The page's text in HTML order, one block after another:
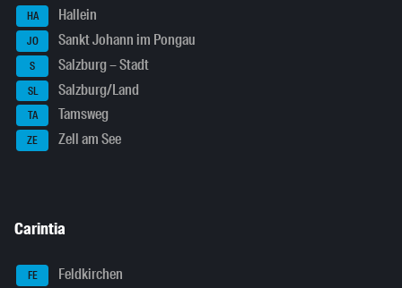
HA Hallein
JO Sankt Johann im Pongau
S Salzburg – Stadt
SL Salzburg/Land
TA Tamsweg
ZE Zell am See
Carintia
FE Feldkirchen